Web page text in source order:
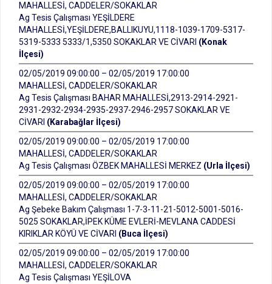
MAHALLESİ, CADDELER/SOKAKLAR
Ag Tesis Çalışması YEŞİLDERE
MAHALLESİ,YEŞİLDERE,BALLIKUYU,1118-1039-1709-5317-
5319-5333 5333/1,5350 SOKAKLAR VE CİVARI (Konak
İlçesi)
02/05/2019 09:00:00 – 02/05/2019 17:00:00
MAHALLESİ, CADDELER/SOKAKLAR
Ag Tesis Çalışması BAHAR MAHALLESİ,2913-2914-2921-
2931-2932-2934-2935-2937-2946-2957 SOKAKLAR VE
CİVARI (Karabağlar İlçesi)
02/05/2019 09:00:00 – 02/05/2019 17:00:00
MAHALLESİ, CADDELER/SOKAKLAR
Ag Tesis Çalışması ÖZBEK MAHALLESİ MERKEZ (Urla İlçesi)
02/05/2019 09:00:00 – 02/05/2019 17:00:00
MAHALLESİ, CADDELER/SOKAKLAR
Ag Şebeke Bakım Çalışması 1-7-3-11-21-5012-5001-5016-
5025 SOKAKLAR,İPEK KÜME EVLERİ-MEVLANA CADDESİ
KIRIKLAR KÖYÜ VE CİVARI (Buca İlçesi)
02/05/2019 09:00:00 – 02/05/2019 17:00:00
MAHALLESİ, CADDELER/SOKAKLAR
Ag Tesis Çalışması YEŞİLOVA